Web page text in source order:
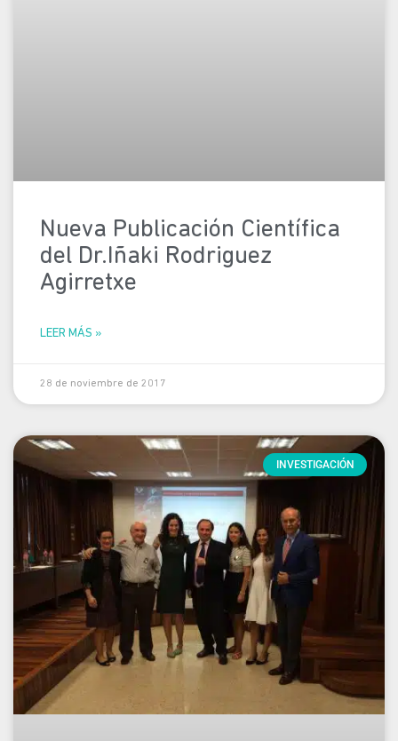
Nueva Publicación Científica
del Dr.Iñaki Rodriguez
Agirretxe
LEER MÁS »
28 de noviembre de 2017
INVESTIGACIÓN